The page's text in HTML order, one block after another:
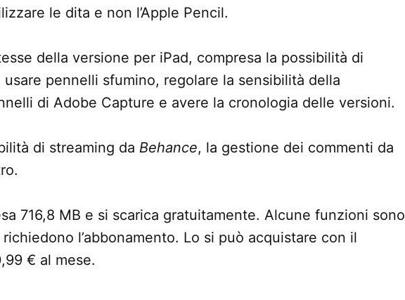
le dita e non l’Apple Pencil.
della versione per iPad, compresa la possibilità di
pennelli sfumino, regolare la sensibilità della
di Adobe Capture e avere la cronologia delle versioni.
di streaming da Behance, la gestione dei commenti da
716,8 MB e si scarica gratuitamente. Alcune funzioni sono
l’abbonamento. Lo si può acquistare con il
€ al mese.